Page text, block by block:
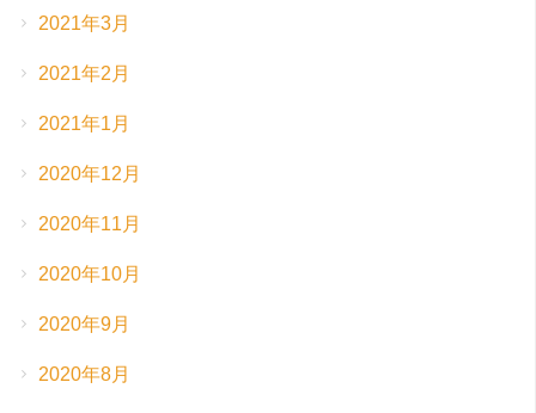
2021年3月
2021年2月
2021年1月
2020年12月
2020年11月
2020年10月
2020年9月
2020年8月